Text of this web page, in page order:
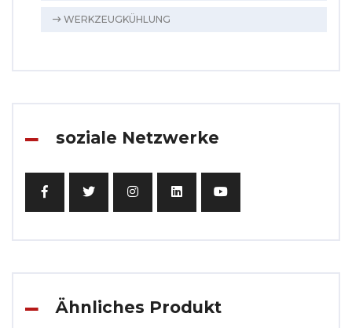
WERKZEUGKÜHLUNG
soziale Netzwerke
Ähnliches Produkt